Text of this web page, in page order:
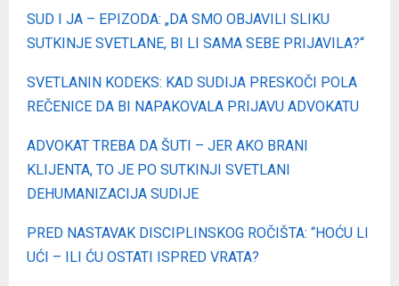
SUD I JA – EPIZODA: „DA SMO OBJAVILI SLIKU
SUTKINJE SVETLANE, BI LI SAMA SEBE PRIJAVILA?“
SVETLANIN KODEKS: KAD SUDIJA PRESKOČI POLA
REČENICE DA BI NAPAKOVALA PRIJAVU ADVOKATU
ADVOKAT TREBA DA ŠUTI – JER AKO BRANI
KLIJENTA, TO JE PO SUTKINJI SVETLANI
DEHUMANIZACIJA SUDIJE
PRED NASTAVAK DISCIPLINSKOG ROČIŠTA: “HOĆU LI
UĆI – ILI ĆU OSTATI ISPRED VRATA?